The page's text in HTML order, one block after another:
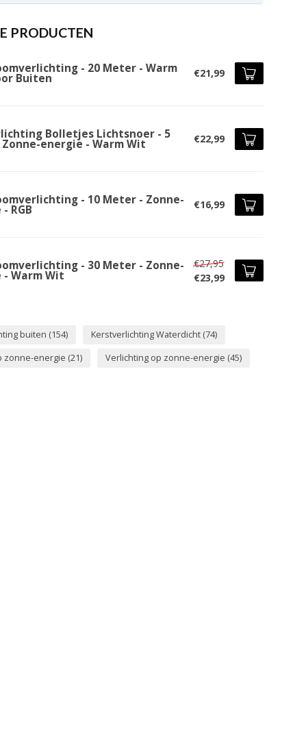
PRODUCTEN
- 20 Meter - Warm
Buiten €21,99
Bolletjes Lichtsnoer - 5
energie - Warm Wit €22,99
- 10 Meter - Zonne-
RGB €16,99
- 30 Meter - Zonne-
Warm Wit
€27,95
€23,99
buiten (154) Kerstverlichting Waterdicht (74)
zonne-energie (21) Verlichting op zonne-energie (45)